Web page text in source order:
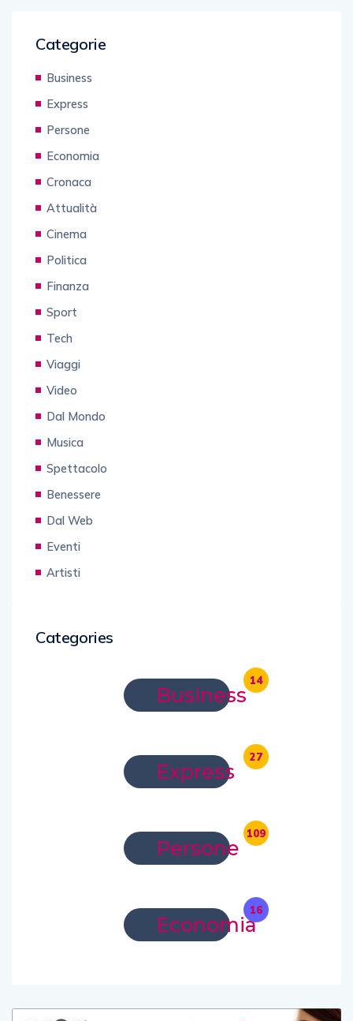
Categorie
Business
Express
Persone
Economia
Cronaca
Attualità
Cinema
Politica
Finanza
Sport
Tech
Viaggi
Video
Dal Mondo
Musica
Spettacolo
Benessere
Dal Web
Eventi
Artisti
Categories
Business
14
Express
27
Persone
109
Economia
16